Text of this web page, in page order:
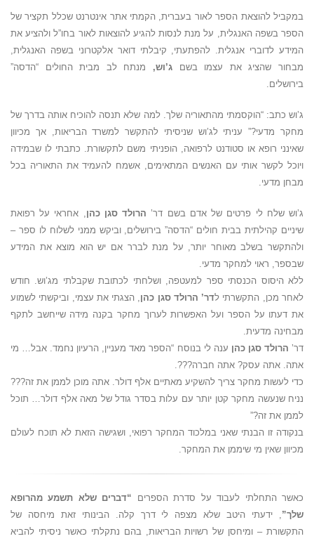
במקביל להוצאת הספר לאור בעברית, הקמתי אתר אינטרנט שכלל תקציר של
הספר בשפה האנגלית, על מנת לנסות להגיע להוצאות לאור בחו”ל ולהציע את
המידע לדוברי אנגלית. להפתעתי, קיבלתי דואר אלקטרוני בשפה האנגלית,
מבחור שהציג את עצמו בשם ג’וש, מנתח לב מבית החולים “הדסה”
בירושלים.
ג’וש כתב: “הוקסמתי מהתאוריה שלך. למה שלא תנסה להוכיח אותה בדרך של
מחקר מדעי?” עניתי לג’וש שניסיתי להתקשר למשרד הבריאות, אך מכיוון
שאינני רופא או סטודנט לרפואה, הופניתי משם לתקשורת. כתבתי לו שבמידה
ויוכל לקשר אותי עם האנשים המתאימים, אשמח להעמיד את התאוריה בכל
מבחן מדעי.
ג’וש שלח לי פרטים של אדם בשם דר’ הרולד סגן כהן, אחראי על רפואת
שיניים קהילתית בבית חולים “הדסה” בירושלים, וביקש ממני לשלוח לו ספר –
ולהתקשר בשלב מאוחר יותר, על מנת לברר אם יש הוא מוצא את המידע
שבספר, ראוי למחקר מדעי.
ללא היסוס הכנסתי ספר למעטפה, ושלחתי לכתובת שקבלתי מג’וש. חודש
לאחר מכן, התקשרתי לדר’ הרולד סגן כהן, הצגתי את עצמי, וביקשתי לשמוע
את דעתו על הספר ועל האפשרות לערוך מחקר בקנה מידה שייחשב לתקף
מבחינה מדעית.
דר’ הרולד סגן כהן ענה לי בנוסח “הספר מאד מעניין, הרעיון נחמד. אבל… מי
אתה. אתה עסק? אתה חברה???.
כדי לעשות מחקר צריך להשקיע מאתיים אלף דולר. אתה מוכן לממן את זה???
נניח שנעשה מחקר קטן יותר עם עלות בסדר גודל של מאה אלף דולר… תוכל
לממן את זה?”
בנקודה זו הבנתי שאני במלכוד המחקר רפואי, ושגישה הזאת לא תוכח לעולם
מכיוון שאין מי שיממן את המחקר.
כאשר התחלתי לעבוד על סדרת הספרים “דברים שלא תשמע מהרופא
שלך”, ידעתי היטב שלא מצפה לי דרך קלה. הבינותי זאת מיחסה של
התקשורת – ומיחסן של רשויות הבריאות, בהם נתקלתי כאשר ניסיתי להביא